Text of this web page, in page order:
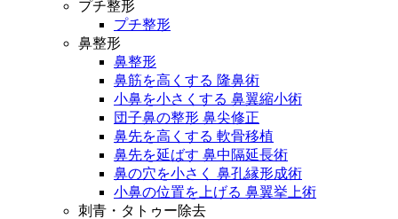
プチ整形
プチ整形
鼻整形
鼻整形
鼻筋を高くする 隆鼻術
小鼻を小さくする 鼻翼縮小術
団子鼻の整形 鼻尖修正
鼻先を高くする 軟骨移植
鼻先を延ばす 鼻中隔延長術
鼻の穴を小さく 鼻孔縁形成術
小鼻の位置を上げる 鼻翼挙上術
刺青・タトゥー除去